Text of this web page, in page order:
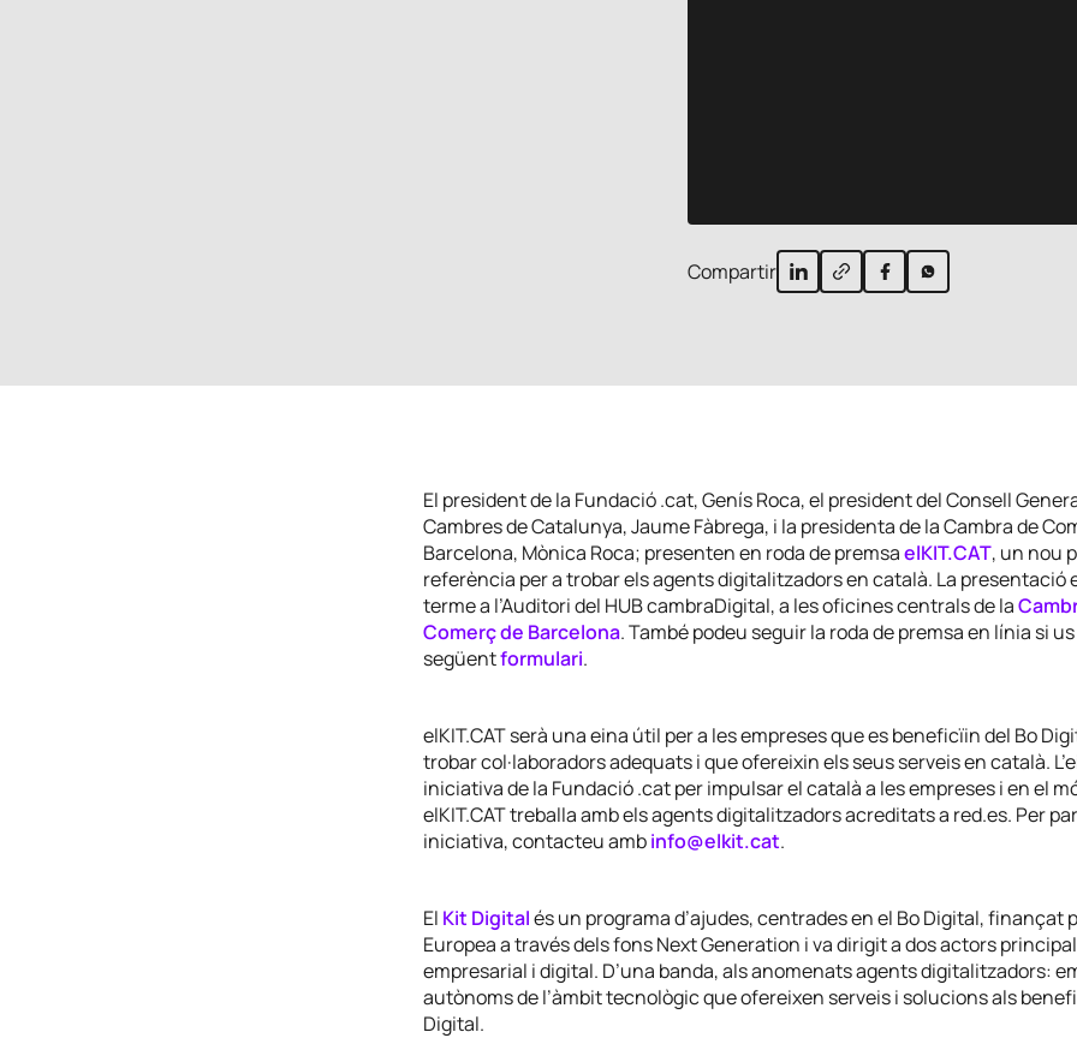
Compartir
El president de la Fundació .cat, Genís Roca, el president del Consell
Cambres de Catalunya, Jaume Fàbrega, i la presidenta de la Cambra de
Barcelona, Mònica Roca; presenten en roda de premsaelKIT.CAT, un nou
referència per a trobar els agents digitalitzadors en català. La presentació
terme a l’Auditori del HUB cambraDigital, a les oficines centrals de la
Comerç de Barcelona. També podeu seguir la roda de premsa en línia si
següentformulari.
elKIT.CAT serà una eina útil per a les empreses que es beneficïin del Bo
trobar col·laboradors adequats i que ofereixin els seus serveis en català.
iniciativa de la Fundació .cat per impulsar el català a les empreses i en el
elKIT.CAT treballa amb els agents digitalitzadors acreditats a red.es. Per
iniciativa, contacteu ambinfo@elkit.cat.
El Kit Digitalés un programa d’ajudes, centrades en el Bo Digital, finançat
Europea a través dels fonsNext Generation i va dirigit a dos actors
empresarial i digital. D’una banda, als anomenats agents digitalitzadors:
autònoms de l’àmbit tecnològic que ofereixen serveis i solucions als
Digital.